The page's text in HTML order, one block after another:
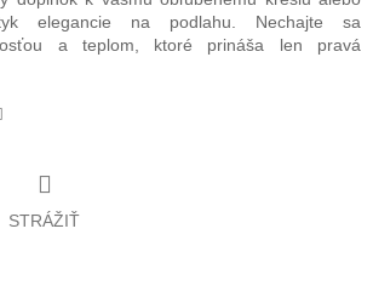
elegancie na podlahu. Nechajte sa
a teplom, ktoré prináša len pravá
STRÁŽIŤ